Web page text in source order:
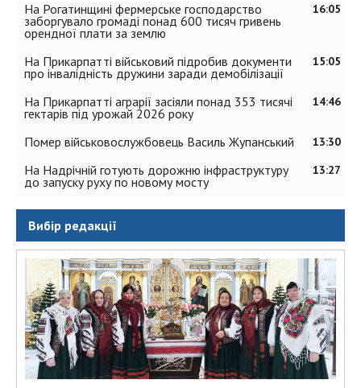
16:05
На Рогатинщині фермерське господарство
заборгувало громаді понад 600 тисяч гривень
орендної плати за землю
15:05
На Прикарпатті військовий підробив документи
про інвалідність дружини заради демобілізації
14:46
На Прикарпатті аграрії засіяли понад 353 тисячі
гектарів під урожай 2026 року
13:30
Помер військовослужбовець Василь Жупанський
13:27
На Надрічній готують дорожню інфраструктуру
до запуску руху по новому мосту
Вибір редакції